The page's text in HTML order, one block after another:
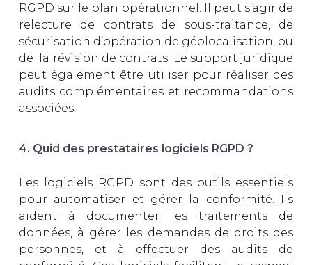
RGPD sur le plan opérationnel. Il peut s’agir de
relecture de contrats de sous-traitance, de
sécurisation d’opération de géolocalisation, ou
de la révision de contrats. Le support juridique
peut également être utiliser pour réaliser des
audits complémentaires et recommandations
associées.
4. Quid des prestataires logiciels RGPD ?
Les logiciels RGPD sont des outils essentiels
pour automatiser et gérer la conformité. Ils
aident à documenter les traitements de
données, à gérer les demandes de droits des
personnes, et à effectuer des audits de